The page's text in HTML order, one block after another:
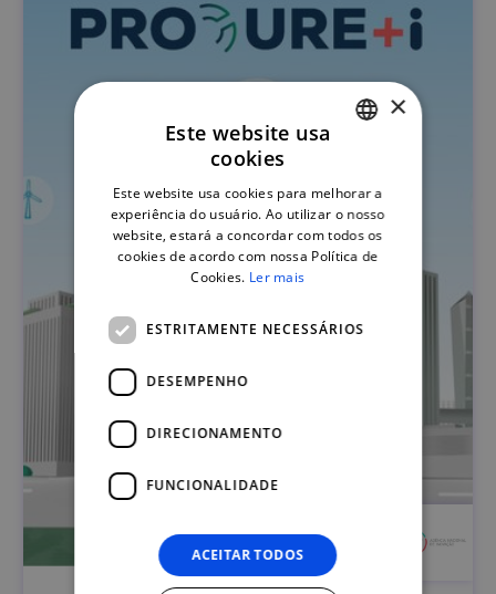
ENGLISH
×
Este website usa
cookies
Este website usa cookies para melhorar a
experiência do usuário. Ao utilizar o nosso
website, estará a concordar com todos os
cookies de acordo com nossa Política de
Cookies. Ler mais
ESTRITAMENTE NECESSÁRIOS
DESEMPENHO
DIRECIONAMENTO
FUNCIONALIDADE
ACEITAR TODOS